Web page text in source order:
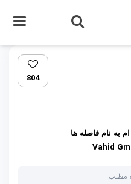
804
به نام فاصله ها
Vahid
مطلب